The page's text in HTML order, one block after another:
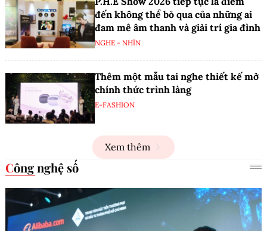
đến không thể bỏ qua của những ai
đam mê âm thanh và giải trí gia đình
NGHE - NHÌN
Thêm một mẫu tai nghe thiết kế mở
chính thức trình làng
E-FASHION
Xem thêm
Công nghệ số